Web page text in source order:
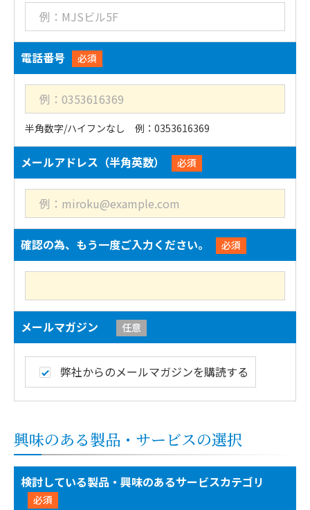
電話番号 必須
半角数字/ハイフンなし 例：0353616369
メールアドレス（半角英数） 必須
確認の為、もう一度ご入力ください。 必須
メールマガジン 任意
弊社からのメールマガジンを購読する
興味のある製品・サービスの選択
検討している製品・興味のあるサービスカテゴリ
必須